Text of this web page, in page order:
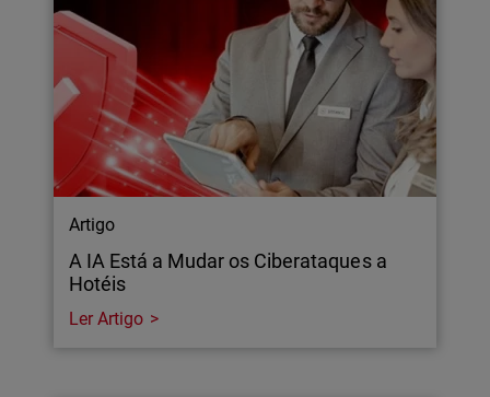
Artigo
A IA Está a Mudar os Ciberataques a
Hotéis
Ler Artigo